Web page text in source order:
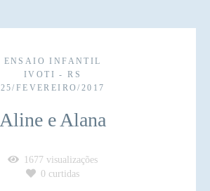
ENSAIO INFANTIL
IVOTI - RS
25/FEVEREIRO/2017
Aline e Alana
1677 visualizações
0 curtidas